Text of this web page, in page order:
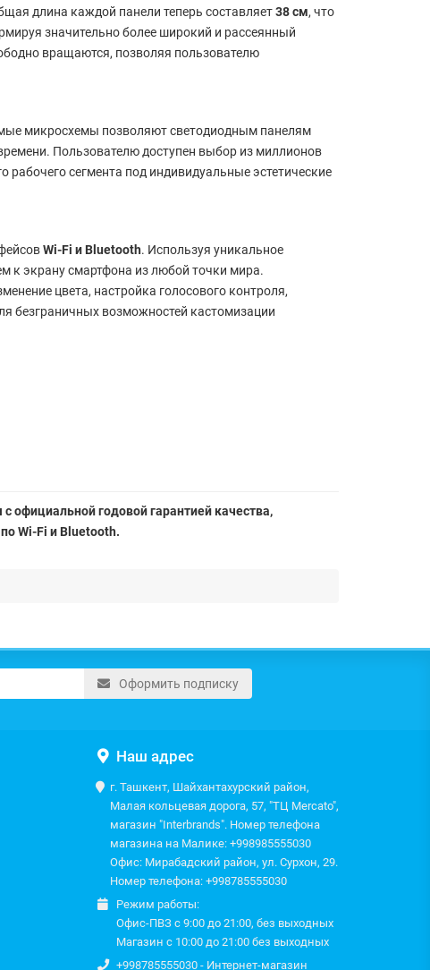
длина каждой панели теперь составляет38 см, что
значительно более широкий и рассеянный
вращаются, позволяя пользователю
микросхемы позволяют светодиодным панелям
Пользователю доступен выбор из миллионов
сегмента под индивидуальные эстетические
Wi-Fi и Bluetooth. Используя уникальное
к экрану смартфона из любой точки мира.
цвета, настройка голосового контроля,
безграничных возможностей кастомизации
официальной годовой гарантией качества,
Wi-Fi и Bluetooth.
Оформить подписку
Наш адрес
г. Ташкент, Шайхантахурский район,
Малая кольцевая дорога, 57, "ТЦ Mercato",
магазин "Interbrands". Номер телефона
магазина на Малике: +998985555030
Офис: Мирабадский район, ул. Сурхон, 29.
Номер телефона: +998785555030
Режим работы:
Офис-ПВЗ с 9:00 до 21:00, без выходных
Магазин с 10:00 до 21:00 без выходных
+998785555030 - Интернет-магазин